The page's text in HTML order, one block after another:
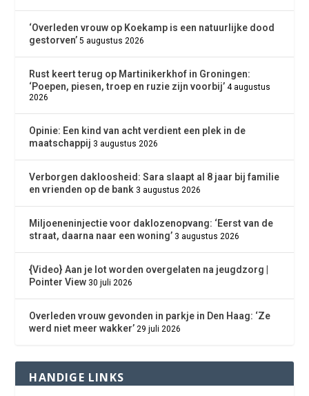
‘Overleden vrouw op Koekamp is een natuurlijke dood
gestorven’ 5 augustus 2026
Rust keert terug op Martinikerkhof in Groningen:
‘Poepen, piesen, troep en ruzie zijn voorbij’ 4 augustus
2026
Opinie: Een kind van acht verdient een plek in de
maatschappij 3 augustus 2026
Verborgen dakloosheid: Sara slaapt al 8 jaar bij familie
en vrienden op de bank 3 augustus 2026
Miljoeneninjectie voor daklozenopvang: ‘Eerst van de
straat, daarna naar een woning’ 3 augustus 2026
{Video} Aan je lot worden overgelaten na jeugdzorg |
Pointer View 30 juli 2026
Overleden vrouw gevonden in parkje in Den Haag: ‘Ze
werd niet meer wakker’ 29 juli 2026
HANDIGE LINKS